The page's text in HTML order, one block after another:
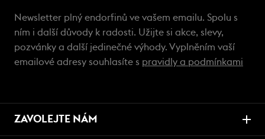
Newsletter plný endorfinů ve vašem emailu. Spolu s
ním i další důvody k radosti. Užijte si akce, slevy,
pozvánky a další jedinečné výhody. Vyplněním vaší
emailové adresy souhlasíte s pravidly a podmínkami
ZAVOLEJTE NÁM